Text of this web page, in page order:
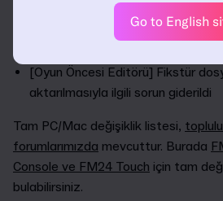
[Türkiye] Türkiye Kupası'ndaki
[Oyun Öncesi Editörü] Fikstür
aktarılmasıyla ilgili sorun giderildi
Tam PC/Mac değişiklik listesi,
forumlarımızda mevcuttur. Burada
Console ve FM24 Touch için tam
bulabilirsiniz.
Go to English